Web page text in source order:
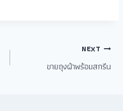
NEXT
ขายถุงผ้าพร้อมสกรีน